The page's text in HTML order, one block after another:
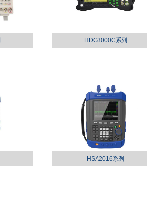
HDG3000C系列
HSA2016系列